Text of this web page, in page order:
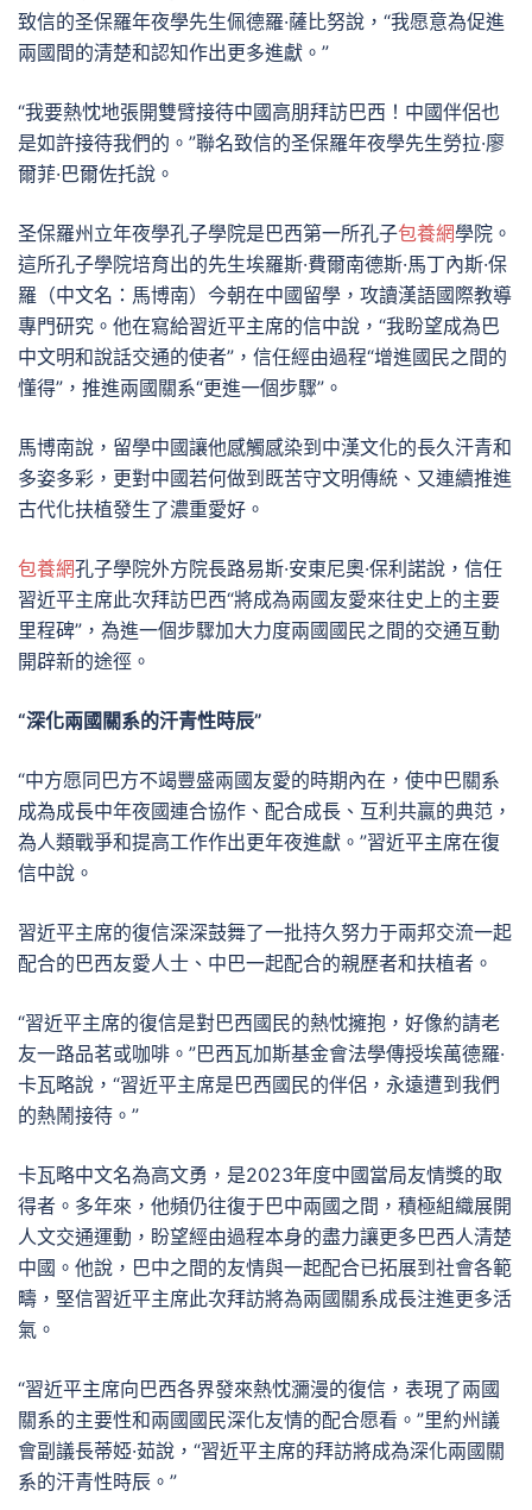
致信的圣保羅年夜學先生佩德羅·薩比努說，“我愿意為促進
兩國間的清楚和認知作出更多進獻。”
“我要熱忱地張開雙臂接待中國高朋拜訪巴西！中國伴侶也
是如許接待我們的。”聯名致信的圣保羅年夜學先生勞拉·廖
爾菲·巴爾佐托說。
圣保羅州立年夜學孔子學院是巴西第一所孔子包養網學院。
這所孔子學院培育出的先生埃羅斯·費爾南德斯·馬丁內斯·保
羅（中文名：馬博南）今朝在中國留學，攻讀漢語國際教導
專門研究。他在寫給習近平主席的信中說，“我盼望成為巴
中文明和說話交通的使者”，信任經由過程“增進國民之間的
懂得”，推進兩國關系“更進一個步驟”。
馬博南說，留學中國讓他感觸感染到中漢文化的長久汗青和
多姿多彩，更對中國若何做到既苦守文明傳統、又連續推進
古代化扶植發生了濃重愛好。
包養網孔子學院外方院長路易斯·安東尼奧·保利諾說，信任
習近平主席此次拜訪巴西“將成為兩國友愛來往史上的主要
里程碑”，為進一個步驟加大力度兩國國民之間的交通互動
開辟新的途徑。
“深化兩國關系的汗青性時辰”
“中方愿同巴方不竭豐盛兩國友愛的時期內在，使中巴關系
成為成長中年夜國連合協作、配合成長、互利共贏的典范，
為人類戰爭和提高工作作出更年夜進獻。”習近平主席在復
信中說。
習近平主席的復信深深鼓舞了一批持久努力于兩邦交流一起
配合的巴西友愛人士、中巴一起配合的親歷者和扶植者。
“習近平主席的復信是對巴西國民的熱忱擁抱，好像約請老
友一路品茗或咖啡。”巴西瓦加斯基金會法學傳授埃萬德羅·
卡瓦略說，“習近平主席是巴西國民的伴侶，永遠遭到我們
的熱鬧接待。”
卡瓦略中文名為高文勇，是2023年度中國當局友情獎的取
得者。多年來，他頻仍往復于巴中兩國之間，積極組織展開
人文交通運動，盼望經由過程本身的盡力讓更多巴西人清楚
中國。他說，巴中之間的友情與一起配合已拓展到社會各範
疇，堅信習近平主席此次拜訪將為兩國關系成長注進更多活
氣。
“習近平主席向巴西各界發來熱忱瀰漫的復信，表現了兩國
關系的主要性和兩國國民深化友情的配合愿看。”里約州議
會副議長蒂婭·茹說，“習近平主席的拜訪將成為深化兩國關
系的汗青性時辰。”